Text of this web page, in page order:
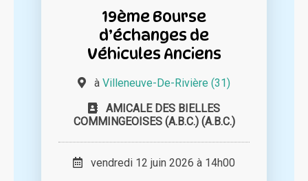
19ème Bourse
d’échanges de
Véhicules Anciens
à Villeneuve-De-Rivière (31)
AMICALE DES BIELLES
COMMINGEOISES (A.B.C.) (A.B.C.)
vendredi 12 juin 2026 à 14h00